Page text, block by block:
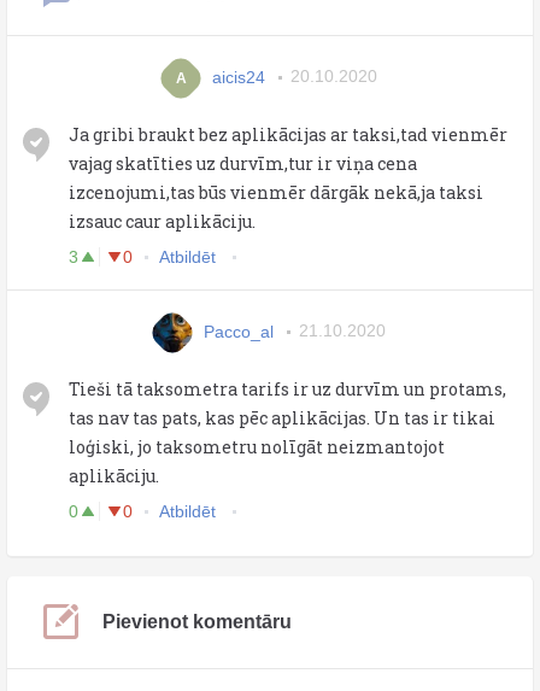
A aicis24 20.10.2020
Ja gribi braukt bez aplikācijas ar taksi,tad vienmēr
vajag skatīties uz durvīm,tur ir viņa cena
izcenojumi,tas būs vienmēr dārgāk nekā,ja taksi
izsauc caur aplikāciju.
3 0 Atbildēt
Pacco_al 21.10.2020
Tieši tā taksometra tarifs ir uz durvīm un protams,
tas nav tas pats, kas pēc aplikācijas. Un tas ir tikai
loģiski, jo taksometru nolīgāt neizmantojot
aplikāciju.
0 0 Atbildēt
Pievienot komentāru